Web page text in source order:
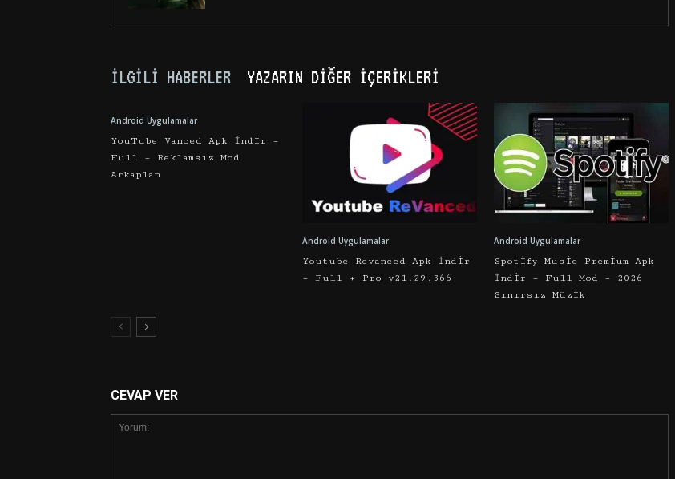
İLGILI HABERLER YAZARIN DIĞER İÇERIKLERI
Android Uygulamalar
YouTube Vanced Apk İndir –
Full – Reklamsız Mod
Arkaplan
Android Uygulamalar
Youtube Revanced Apk İndir
– Full + Pro v21.29.366
Android Uygulamalar
Spotify Music Premium Apk
İndir – Full Mod – 2026
Sınırsız Müzik
CEVAP VER